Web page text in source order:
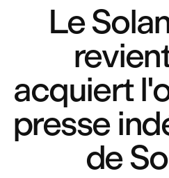
Le
acquiert
presse
de